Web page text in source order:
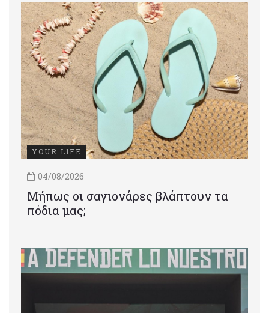
YOUR LIFE
04/08/2026
Μήπως οι σαγιονάρες βλάπτουν τα
πόδια μας;